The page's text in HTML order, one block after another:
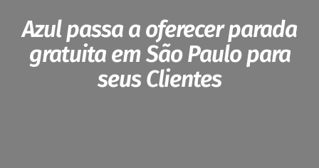
Azul passa a oferecer parada
gratuita em São Paulo para
seus Clientes